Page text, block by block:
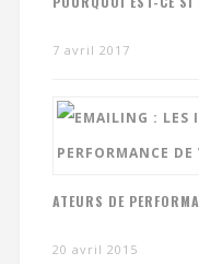
7 avril 2017
ATEURS DE
20 avril 2015